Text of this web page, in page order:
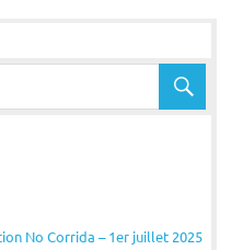
No Corrida – 1er juillet 2025